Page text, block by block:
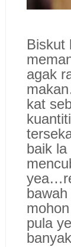
Biskut
agak
kat
baik la
pula